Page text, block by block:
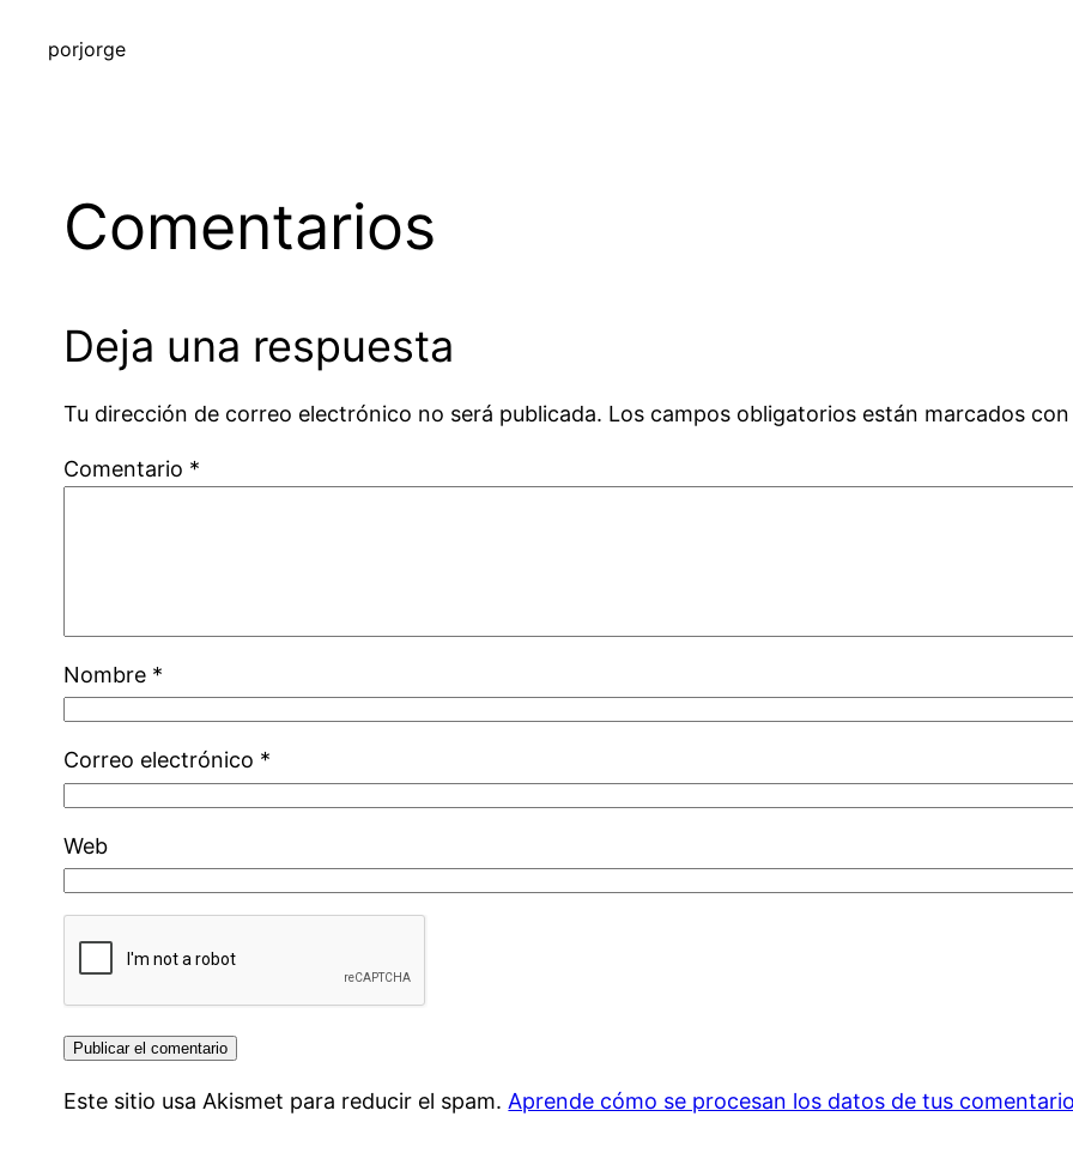
porjorge
Comentarios
Deja una respuesta
Tu dirección de correo electrónico no será publicada. Los campos obligatorios están marcados
Comentario *
Nombre *
Correo electrónico *
Web
Este sitio usa Akismet para reducir el spam.Aprende cómo se procesan los datos de tus